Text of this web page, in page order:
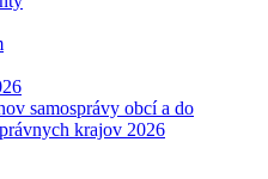
samosprávy obcí a do
krajov 2026